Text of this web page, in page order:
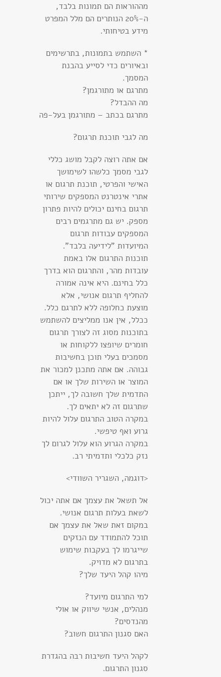
מההוראות הם תמונות בלבד,
ה-20% הנותרים הם מלל המפרט
מידע בטיחותי.
* השתמש בתמונות, בתרשימים
ובאיורים כדי לסייע בהבנת
המסמך.
מתרגם או מתורגמן?
מה ההבדל?
מתרגם בכתב – מתורגמן בעל-פה
מה לגבי תוכנת תרגום?
אם אתה רוצה לקבל מושג כללי
לגבי מסמך כלשהו לשימושך
האישי והפרטי, תוכנת תרגום או
אתרי אינטרנט המספקים שירותי
תרגום בחינם יכולים להיות פתרון
מספק. יש גם מתרגמים רבים
המספקים עבודות תרגום
המיועדות "לידיעה בלבד".
תוכנות התרגום אלו באמת
עובדות מהר, והתרגום הוא בדרך
כלל בחינם. היא אינה אמורה
להחליף תרגום אנושי, אלא
מוצעת כחלופה ללא לתרגם כלל.
ככלל, אין אנו ממליצים להשתמש
בתוכנות מסוג זה לצורך תרגום
חומרים שיופצו ללקוחות או
מסמכים בעלי תוכן בחשיבות
גבוהה. אם אתה מתכנן למכור את
המוצר או השירות שלך או אם
התדמית שלך חשובה לך, ייתכן
שתרגום זה לא יתאים לך.
במקרה הטוב התרגום עלול להיות
גרוע ואף טיפשי.
במקרה הגרוע הוא עלול לגרום לך
נזק כלכלי ותדמיתי רב.
<דוגמה, השגריר השוודי>
אל תשאל את עצמך אם אתה יכול
לשאת בעלות תרגום אנושי.
במקום זאת שאל את עצמך אם
תוכל להתמודד עם הנזקים
שייגרמו לך בעקבות שימוש
בתרגום לא מדויק.
מיהו קהל היעד שלך?
למי התרגום מיועד?
מנהלים, אנשי שיווק או אולי
מהנדסים?
האם סגנון התרגום חשוב?
לקהל היעד חשיבות רבה בהגדרת
סגנון התרגום.